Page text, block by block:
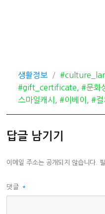
카
테
고
생활정보
태
그
#gift_certificate ,#문화
스마일캐시
,#이베이 ,#컬
답글 남기기
이메일 주소는 공개되지 않습니다.
댓글 *